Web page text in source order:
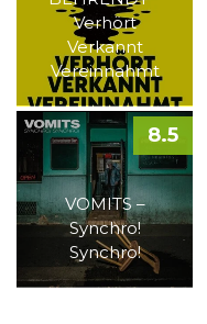
Verhört
Verkannt
Vereinnahmt
VOMITS –
Synchro!
Synchro!
8.5